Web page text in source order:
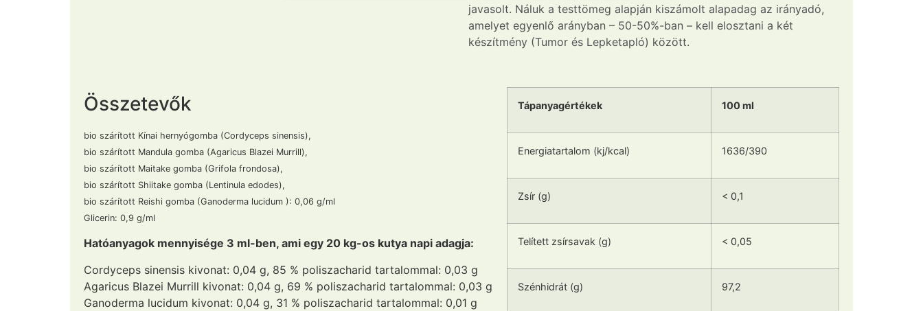
javasolt. Náluk a testtömeg alapján kiszámolt alapadag az irányadó,
amelyet egyenlő arányban – 50-50%-ban – kell elosztani a két
készítmény (Tumor és Lepketapló) között.
Összetevők
bio szárított Kínai hernyógomba (Cordyceps sinensis),
bio szárított Mandula gomba (Agaricus Blazei Murrill),
bio szárított Maitake gomba (Grifola frondosa),
bio szárított Shiitake gomba (Lentinula edodes),
bio szárított Reishi gomba (Ganoderma lucidum ): 0,06 g/ml
Glicerin: 0,9 g/ml
Hatóanyagok mennyisége 3 ml-ben, ami egy 20 kg-os kutya napi adagja:
Cordyceps sinensis kivonat: 0,04 g, 85 % poliszacharid tartalommal: 0,03 g
Agaricus Blazei Murrill kivonat: 0,04 g, 69 % poliszacharid tartalommal: 0,03 g
Ganoderma lucidum kivonat: 0,04 g, 31 % poliszacharid tartalommal: 0,01 g
Tápanyagértékek 100 ml
Energiatartalom (kj/kcal) 1636/390
Zsír (g) < 0,1
Telített zsírsavak (g) < 0,05
Szénhidrát (g) 97,2